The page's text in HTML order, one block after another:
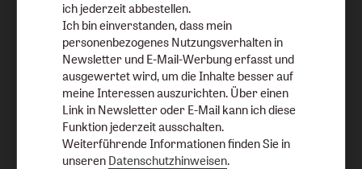
ich jederzeit abbestellen.
Ich bin einverstanden, dass mein
personenbezogenes Nutzungsverhalten in
Newsletter und E-Mail-Werbung erfasst und
ausgewertet wird, um die Inhalte besser auf
meine Interessen auszurichten. Über einen
Link in Newsletter oder E-Mail kann ich diese
Funktion jederzeit ausschalten.
Weiterführende Informationen finden Sie in
unseren Datenschutzhinweisen.